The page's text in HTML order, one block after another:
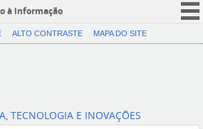
à informação
CORONAVÍRUS (COVID-19)
Canais
ALTO CONTRASTE MAPA DO SITE
TECNOLOGIA E INOVAÇÕES